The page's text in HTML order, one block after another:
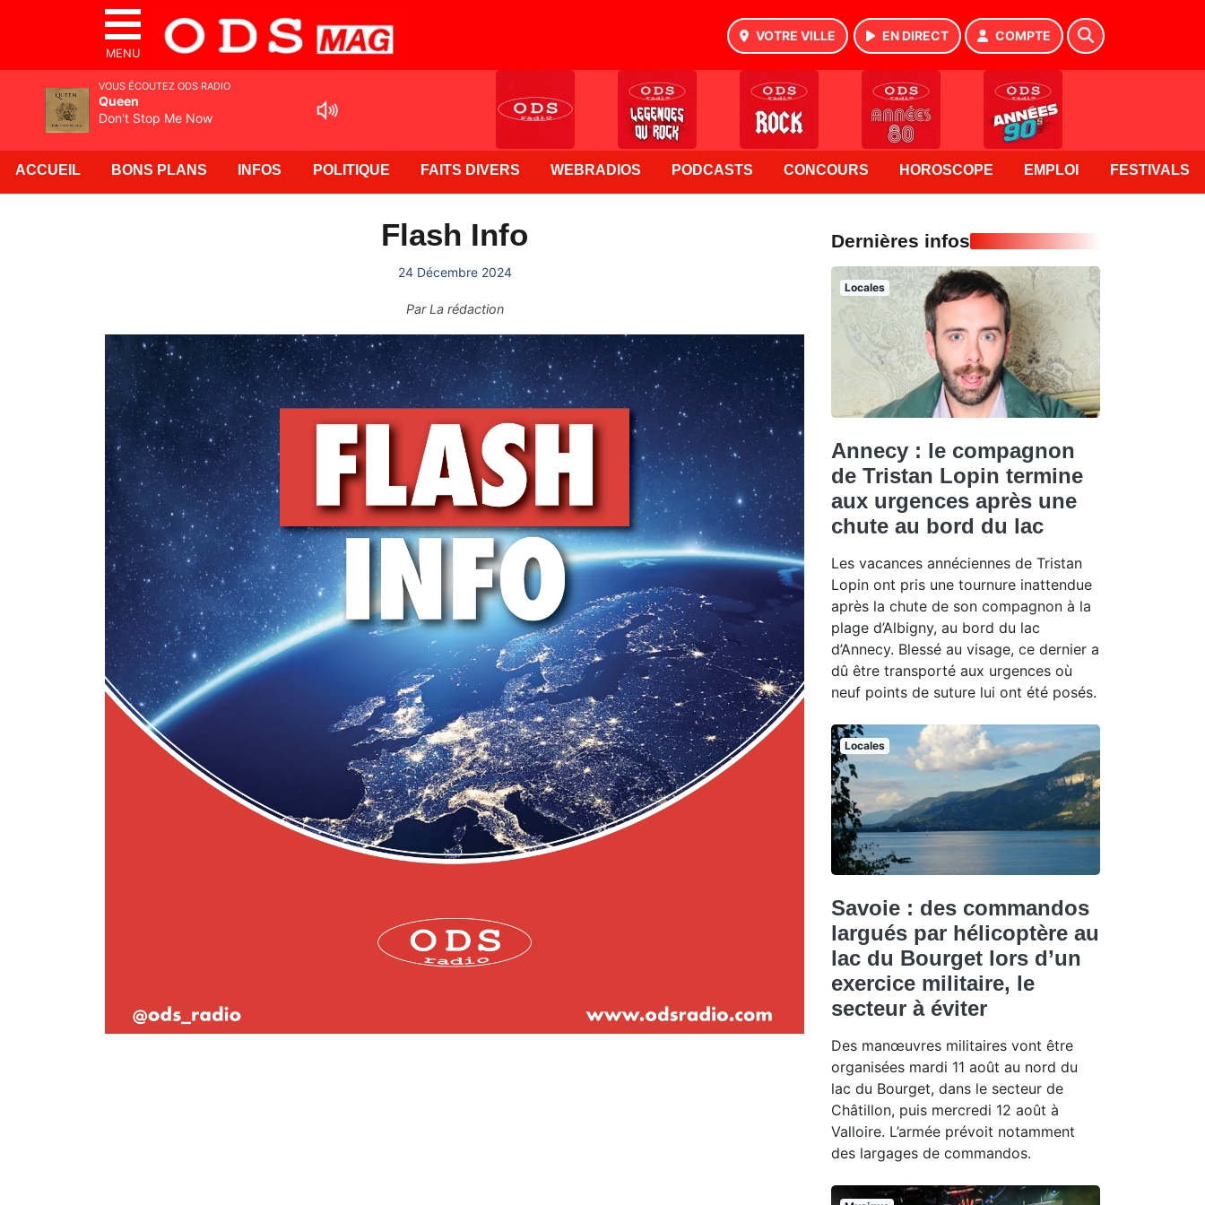
MENU
VOTRE VILLE EN DIRECT COMPTE
ACCUEIL BONS PLANS INFOS POLITIQUE FAITS DIVERS WEBRADIOS PODCASTS CONCOURS HOROSCOPE EMPLOI FESTIVALS
Flash Info
24 Décembre 2024
ParLa rédaction
Dernières infos
Locales
Annecy : le compagnon
de Tristan Lopin termine
aux urgences après une
chute au bord du lac
Les vacances annéciennes de Tristan
Lopin ont pris une tournure inattendue
après la chute de son compagnon à la
plage d’Albigny, au bord du lac
d’Annecy. Blessé au visage, ce dernier a
dû être transporté aux urgences où
neuf points de suture lui ont été posés.
Locales
Savoie : des commandos
largués par hélicoptère au
lac du Bourget lors d’un
exercice militaire, le
secteur à éviter
Des manœuvres militaires vont être
organisées mardi 11 août au nord du
lac du Bourget, dans le secteur de
Châtillon, puis mercredi 12 août à
Valloire. L’armée prévoit notamment
des largages de commandos.
VOUS ÉCOUTEZ ODS RADIO
Queen
Don't Stop Me Now